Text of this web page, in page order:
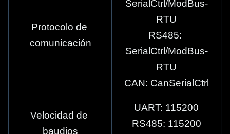
Protocolo de
comunicación
SerialCtrl/ModBus-
RTU
RS485:
SerialCtrl/ModBus-
RTU
CAN: CanSerialCtrl
Velocidad de
baudios
UART: 115200
RS485: 115200